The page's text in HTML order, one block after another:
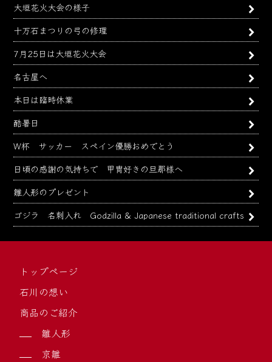
大垣花火大会の様子
十万石まつりの弓の修理
7月25日は大垣花火大会
名古屋へ
本日は臨時休業
酷暑日
W杯 サッカー スペイン優勝おめでとう
日頃の感謝の気持ちで 甲冑好きの旦那様へ
雛人形のプレゼント
ゴジラ 名刺入れ Godzilla & Japanese traditional crafts
トップページ
石川の想い
商品のご紹介
雛人形
京雛